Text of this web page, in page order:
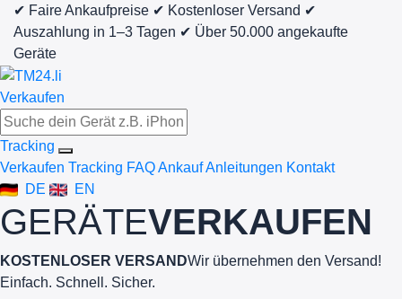
✔ Faire Ankaufpreise ✔ Kostenloser Versand ✔
Auszahlung in 1–3 Tagen ✔ Über 50.000 angekaufte
Geräte
Verkaufen
Tracking
Verkaufen Tracking FAQ AnkaufAnleitungen Kontakt
DE
EN
GERÄTEVERKAUFEN
KOSTENLOSER VERSANDWir übernehmen den Versand!
Einfach. Schnell. Sicher.